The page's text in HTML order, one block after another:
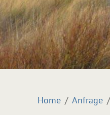
Home Anfrage